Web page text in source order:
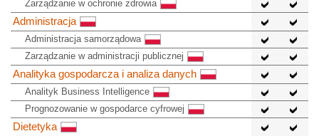
Zarządzanie w ochronie zdrowia
Administracja
Administracja samorządowa
Zarządzanie w administracji publicznej
Analityka gospodarcza i analiza danych
Analityk Business Intelligence
Prognozowanie w gospodarce cyfrowej
Dietetyka